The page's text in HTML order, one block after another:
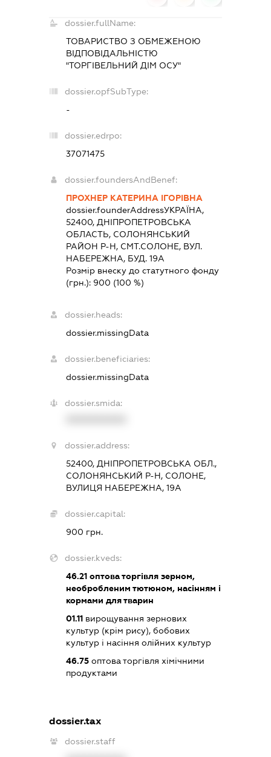
dossier.fullName:
ТОВАРИСТВО З ОБМЕЖЕНОЮ
ВІДПОВІДАЛЬНІСТЮ
"ТОРГІВЕЛЬНИЙ ДІМ ОСУ"
dossier.opfSubType:
-
dossier.edrpo:
37071475
dossier.foundersAndBenef:
ПРОХНЕР КАТЕРИНА ІГОРІВНА
dossier.founderAddressУКРАЇНА,
52400, ДНIПРОПЕТРОВСЬКА
ОБЛАСТЬ, СОЛОНЯНСЬКИЙ
РАЙОН Р-Н, СМТ.СОЛОНЕ, ВУЛ.
НАБЕРЕЖНА, БУД. 19А
Розмір внеску до статутного фонду
(грн.): 900 (100 %)
dossier.heads:
dossier.missingData
dossier.beneficiaries:
dossier.missingData
dossier.smida:
dossier.address:
52400, ДНІПРОПЕТРОВСЬКА ОБЛ.,
СОЛОНЯНСЬКИЙ Р-Н, СОЛОНЕ,
ВУЛИЦЯ НАБЕРЕЖНА, 19А
dossier.capital:
900 грн.
dossier.kveds:
46.21оптова торгівля зерном,
необробленим тютюном, насінням і
кормами для тварин
01.11вирощування зернових
культур (крім рису), бобових
культур і насіння олійних культур
46.75оптова торгівля хімічними
продуктами
dossier.tax
dossier.staff